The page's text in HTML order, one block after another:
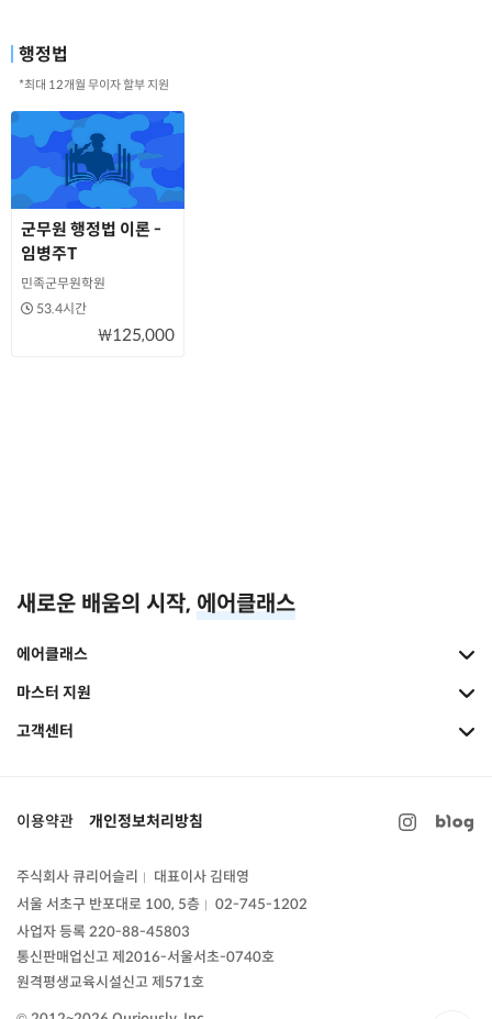
행정법
*최대 12개월 무이자 할부 지원
군무원 행정법 이론 -
임병주T
민족군무원학원
53.4시간
₩125,000
새로운 배움의 시작, 에어클래스
에어클래스
마스터 지원
고객센터
이용약관 개인정보처리방침
주식회사 큐리어슬리 |
대표이사 김태영
서울 서초구 반포대로 100, 5층 |
02-745-1202
사업자 등록 220-88-45803
통신판매업신고제2016-서울서초-0740호
원격평생교육시설신고 제571호